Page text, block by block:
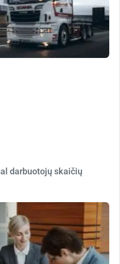
darbuotojų skaičių